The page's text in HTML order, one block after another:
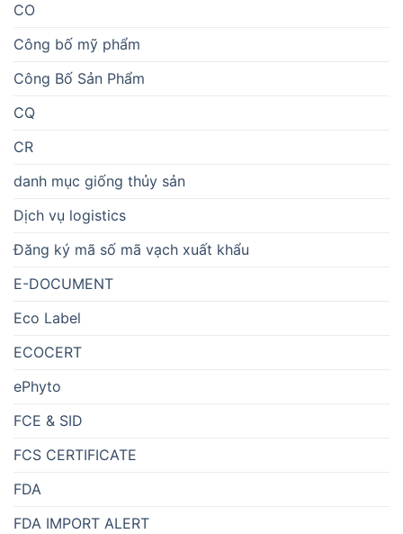
CO
Công bố mỹ phẩm
Công Bố Sản Phẩm
CQ
CR
danh mục giống thủy sản
Dịch vụ logistics
Đăng ký mã số mã vạch xuất khẩu
E-DOCUMENT
Eco Label
ECOCERT
ePhyto
FCE & SID
FCS CERTIFICATE
FDA
FDA IMPORT ALERT